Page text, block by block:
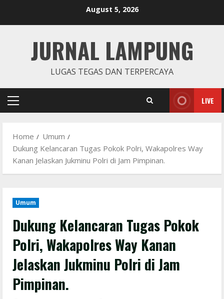
August 5, 2026
JURNAL LAMPUNG
LUGAS TEGAS DAN TERPERCAYA
Primary
LIVE
Home
Umum
Dukung Kelancaran Tugas Pokok Polri, Wakapolres Way
Kanan Jelaskan Jukminu Polri di Jam Pimpinan.
Umum
Dukung Kelancaran Tugas Pokok
Polri, Wakapolres Way Kanan
Jelaskan Jukminu Polri di Jam
Pimpinan.